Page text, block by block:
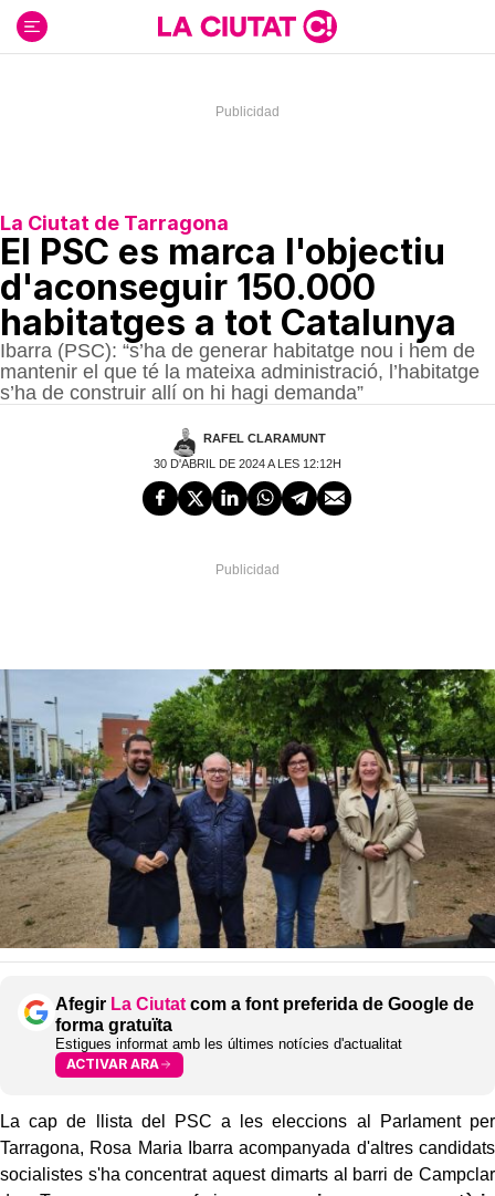
contenido
La Ciutat de Tarragona
El PSC es marca l'objectiu
d'aconseguir 150.000
habitatges a tot Catalunya
Ibarra (PSC): “s’ha de generar habitatge nou i hem de
mantenir el que té la mateixa administració, l’habitatge
s’ha de construir allí on hi hagi demanda”
RAFEL CLARAMUNT
30 D'ABRIL DE 2024 A LES 12:12H
Afegir La Ciutat com a font preferida de Google de
forma gratuïta
Estigues informat amb les últimes notícies d'actualitat
ACTIVAR ARA
La cap de llista del PSC a les eleccions al Parlament per
Tarragona, Rosa Maria Ibarra acompanyada d'altres candidats
socialistes s'ha concentrat aquest dimarts al barri de Campclar